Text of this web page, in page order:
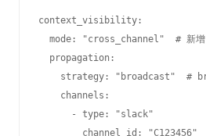
context_visibility:
mode: "cross_channel"  # 新增
  propagation:
strategy: "broadcast"  #
    channels:
      - type: "slack"
        channel_id: "C123456"